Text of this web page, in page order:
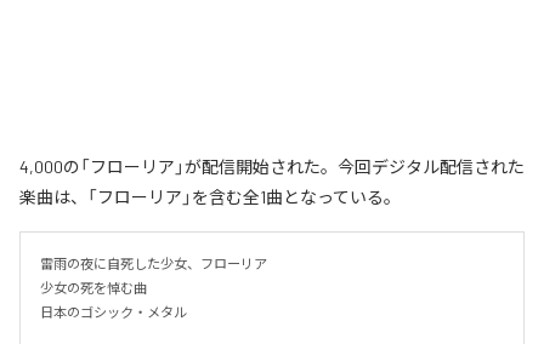
4,000の「フローリア」が配信開始された。今回デジタル配信された
楽曲は、「フローリア」を含む全1曲となっている。
雷雨の夜に自死した少女、フローリア
少女の死を悼む曲
日本のゴシック・メタル